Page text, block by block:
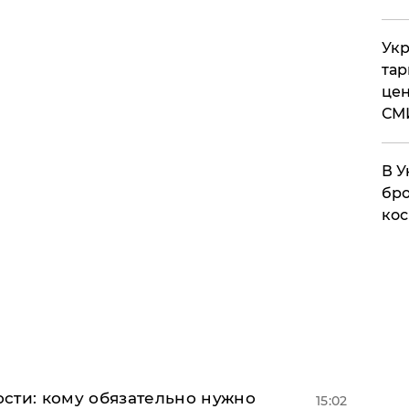
кому обязательно нужно 15:02
В